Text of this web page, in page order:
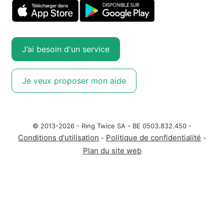
J’ai besoin d'un service
Je veux proposer mon aide
© 2013-2026 - Ring Twice SA - BE 0503.832.450 -
Conditions d'utilisation - Politique de confidentialité -
Plan du site web